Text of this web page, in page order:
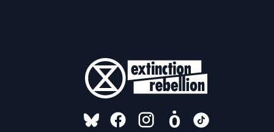
FOLLOW US ON